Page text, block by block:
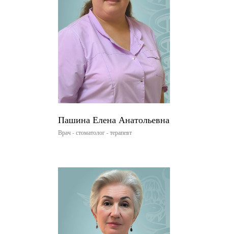
Пашина Елена Анатольевна
Врач - стоматолог - терапевт